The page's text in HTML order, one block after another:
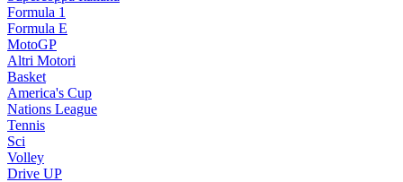
Formula 1
Formula E
MotoGP
Altri Motori
Basket
America's Cup
Nations League
Tennis
Sci
Volley
Drive UP